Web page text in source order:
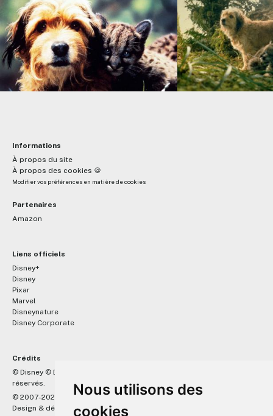
Nous utilisons des
cookies
Informations
À propos du site
À propos des cookies 🍪
Modifier vos préférences en matière de cookies
Partenaires
Amazon
Liens officiels
Disney+
Disney
Pixar
Marvel
Disneynature
Disney Corporate
Crédits
© Disney © Disney/Pixar © &
réservés.
© 2007-2026 DisneyPixar.fr
Design & développement :MonsieurPaul